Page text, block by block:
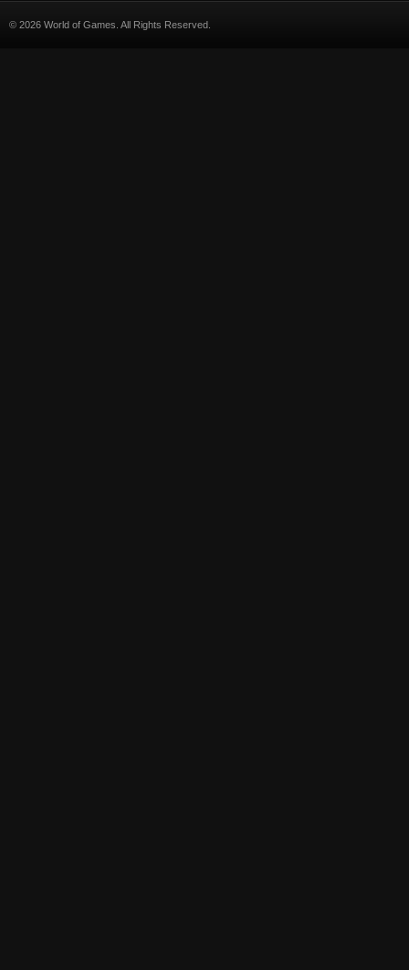
© 2026 World of Games. All Rights Reserved.